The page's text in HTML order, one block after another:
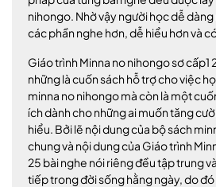
nihongo. Nhờ vậy người học dễ
các phần nghe hơn, dễ hiểu hơn và
Giáo trình Minna no nihongo sơ cấp1
những là cuốn sách hỗ trợ cho việc
minna no nihongo mà còn là một
ích dành cho những ai muốn tăng
hiểu. Bởi lẽ nội dung của bộ sách
chung và nội dung của Giáo trình
25 bài nghe nói riêng đều tập trung
tiếp trong đời sống hằng ngày, do